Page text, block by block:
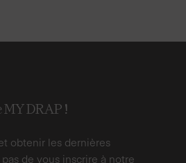
DRAP !
obtenir les dernières
de vous inscrire à notre